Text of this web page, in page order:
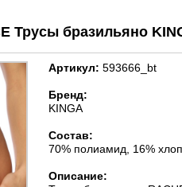
Трусы бразильяно
Артикул: 593666_bt
Бренд:
KINGA
Состав:
70% полиамид, 16%
Описание: